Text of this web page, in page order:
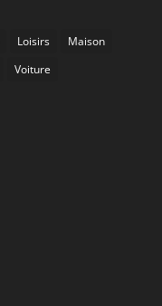
Loisirs
Maison
Voiture